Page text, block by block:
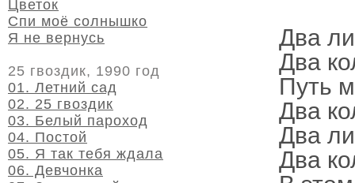
Два
Два
Путь
Два
Два
Два
Цветок
Спи моё солнышко
Я не вернусь
25 гвоздик, 1990 год
01. Летний сад
02. 25 гвоздик
03. Белый пароход
04. Постой
05. Я так тебя ждала
06. Девчонка